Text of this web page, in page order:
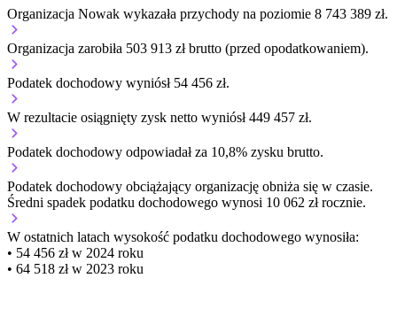
Organizacja Nowak wykazała przychody na poziomie 8 743 389 zł.
Organizacja zarobiła 503 913 zł brutto (przed opodatkowaniem).
Podatek dochodowy wyniósł 54 456 zł.
W rezultacie osiągnięty zysk netto wyniósł 449 457 zł.
Podatek dochodowy odpowiadał za 10,8% zysku brutto.
Podatek dochodowy obciążający organizację obniża się w czasie.
Średni spadek podatku dochodowego wynosi 10 062 zł rocznie.
W ostatnich latach wysokość podatku dochodowego wynosiła:
• 54 456 zł w 2024 roku
• 64 518 zł w 2023 roku